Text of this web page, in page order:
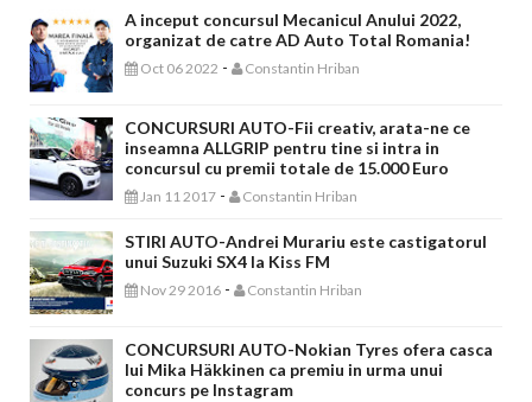
A inceput concursul Mecanicul Anului 2022,
organizat de catre AD Auto Total Romania!
Oct 06 2022 - Constantin Hriban
CONCURSURI AUTO-Fii creativ, arata-ne ce
inseamna ALLGRIP pentru tine si intra in
concursul cu premii totale de 15.000 Euro
Jan 11 2017 - Constantin Hriban
STIRI AUTO-Andrei Murariu este castigatorul
unui Suzuki SX4 la Kiss FM
Nov 29 2016 - Constantin Hriban
CONCURSURI AUTO-Nokian Tyres ofera casca
lui Mika Häkkinen ca premiu in urma unui
concurs pe Instagram